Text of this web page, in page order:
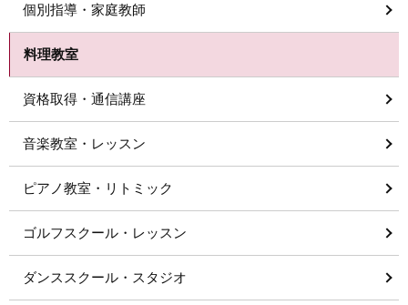
個別指導・家庭教師
料理教室
資格取得・通信講座
音楽教室・レッスン
ピアノ教室・リトミック
ゴルフスクール・レッスン
ダンススクール・スタジオ